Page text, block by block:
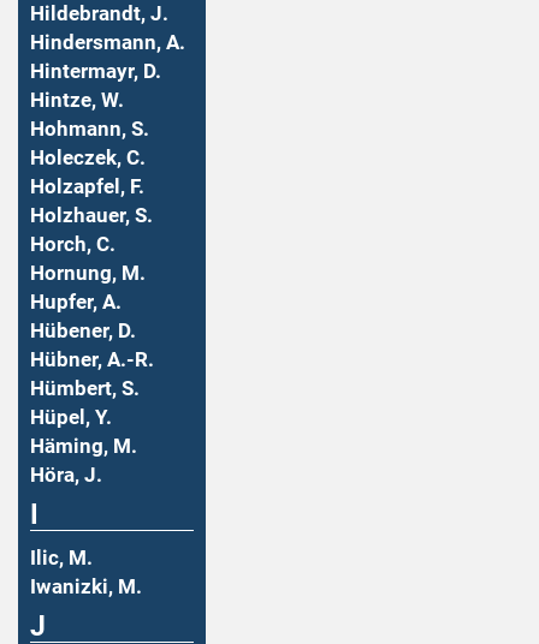
Hildebrandt, J.
Hindersmann, A.
Hintermayr, D.
Hintze, W.
Hohmann, S.
Holeczek, C.
Holzapfel, F.
Holzhauer, S.
Horch, C.
Hornung, M.
Hupfer, A.
Hübener, D.
Hübner, A.-R.
Hümbert, S.
Hüpel, Y.
Häming, M.
Höra, J.
Ilic, M.
Iwanizki, M.
J